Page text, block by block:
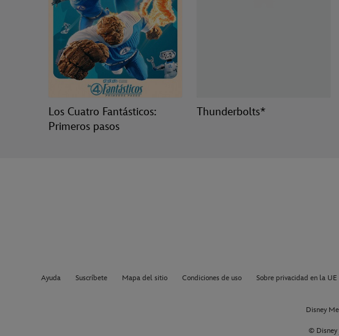
Los Cuatro Fantásticos:
Primeros pasos
Thunderbolts*
Ayuda Suscríbete Mapa del sitio Condiciones de uso Sobre privacidad en la UE
Disney
© Disney